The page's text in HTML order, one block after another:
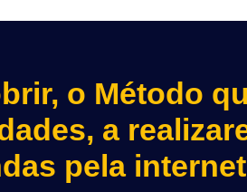
o Método
a
pela